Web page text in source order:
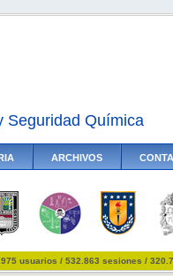
Seguridad Química
ARCHIVOS
usuarios / 532.863 sesiones /